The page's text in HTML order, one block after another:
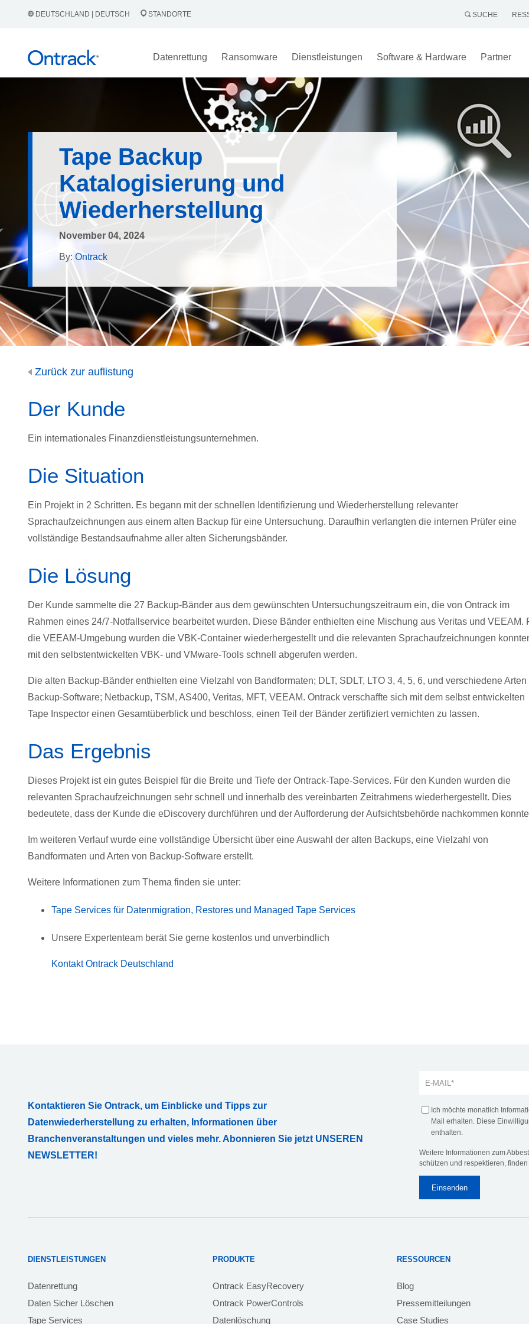
DEUTSCHLAND | DEUTSCH STANDORTE SUCHE
Datenrettung Ransomware Dienstleistungen Software & Hardware Partner
Tape Backup
Katalogisierung und
Wiederherstellung
November 04, 2024
By: Ontrack
Zurück zur auflistung
Der Kunde
Ein internationales Finanzdienstleistungsunternehmen.
Die Situation
Ein Projekt in 2 Schritten. Es begann mit der schnellen Identifizierung und Wiederherstellung relevanter
Sprachaufzeichnungen aus einem alten Backup für eine Untersuchung. Daraufhin verlangten die internen Prüfer eine
vollständige Bestandsaufnahme aller alten Sicherungsbänder.
Die Lösung
Der Kunde sammelte die 27 Backup-Bänder aus dem gewünschten Untersuchungszeitraum ein, die von Ontrack im
Rahmen eines 24/7-Notfallservice bearbeitet wurden. Diese Bänder enthielten eine Mischung aus Veritas und VEEAM.
die VEEAM-Umgebung wurden die VBK-Container wiederhergestellt und die relevanten Sprachaufzeichnungen
mit den selbstentwickelten VBK- und VMware-Tools schnell abgerufen werden.
Die alten Backup-Bänder enthielten eine Vielzahl von Bandformaten; DLT, SDLT, LTO 3, 4, 5, 6, und verschiedene Arten
Backup-Software; Netbackup, TSM, AS400, Veritas, MFT, VEEAM. Ontrack verschaffte sich mit dem selbst entwickelten
Tape Inspector einen Gesamtüberblick und beschloss, einen Teil der Bänder zertifiziert vernichten zu lassen.
Das Ergebnis
Dieses Projekt ist ein gutes Beispiel für die Breite und Tiefe der Ontrack-Tape-Services. Für den Kunden wurden die
relevanten Sprachaufzeichnungen sehr schnell und innerhalb des vereinbarten Zeitrahmens wiederhergestellt. Dies
bedeutete, dass der Kunde die eDiscovery durchführen und der Aufforderung der Aufsichtsbehörde nachkommen
Im weiteren Verlauf wurde eine vollständige Übersicht über eine Auswahl der alten Backups, eine Vielzahl von
Bandformaten und Arten von Backup-Software erstellt.
Weitere Informationen zum Thema finden sie unter:
Tape Services für Datenmigration, Restores und Managed Tape Services
Unsere Expertenteam berät Sie gerne kostenlos und unverbindlich
Kontakt Ontrack Deutschland
Kontaktieren Sie Ontrack, um Einblicke und Tipps zur
Datenwiederherstellung zu erhalten, Informationen über
Branchenveranstaltungen und vieles mehr. Abonnieren Sie jetzt UNSEREN
NEWSLETTER!
Ich möchte monatlich
Mail erhalten. Diese
enthalten.
Weitere Informationen zum
schützen und respektieren,
DIENSTLEISTUNGEN
Datenrettung
Daten Sicher Löschen
Tape Services
PRODUKTE
Ontrack EasyRecovery
Ontrack PowerControls
Datenlöschung
RESSOURCEN
Blog
Pressemitteilungen
Case Studies